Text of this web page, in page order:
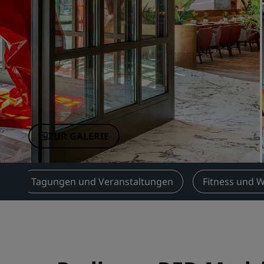
Verbundene Marken in China
ZUR GALERIE
Tagungen und Veranstaltungen Fitness und